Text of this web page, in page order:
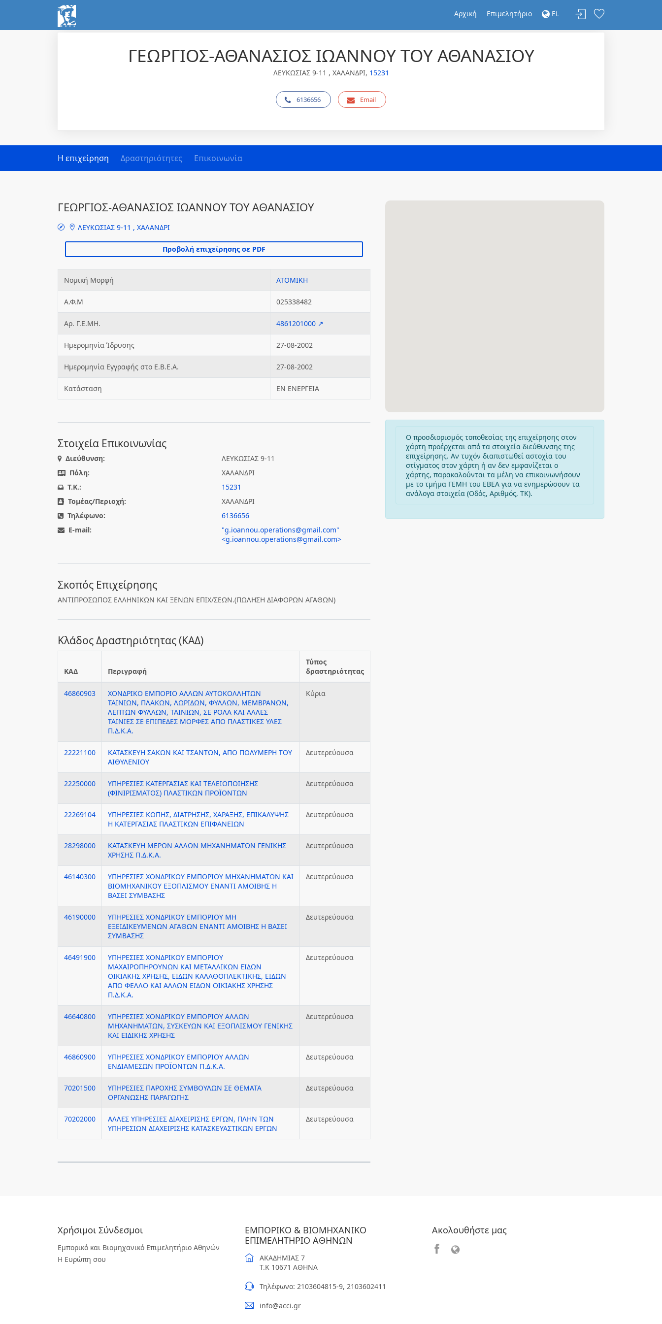
Αρχική Επιμελητήριο EL
ΓΕΩΡΓΙΟΣ-ΑΘΑΝΑΣΙΟΣ ΙΩΑΝΝΟΥ ΤΟΥ ΑΘΑΝΑΣΙΟΥ
ΛΕΥΚΩΣΙΑΣ 9-11 , ΧΑΛΑΝΔΡΙ, 15231
6136656 Email
Η επιχείρηση Δραστηριότητες Επικοινωνία
ΓΕΩΡΓΙΟΣ-ΑΘΑΝΑΣΙΟΣ ΙΩΑΝΝΟΥ ΤΟΥ ΑΘΑΝΑΣΙΟΥ
ΛΕΥΚΩΣΙΑΣ 9-11 , ΧΑΛΑΝΔΡΙ
Νομική Μορφή ΑΤΟΜΙΚΗ
Α.Φ.Μ 025338482
Αρ. Γ.Ε.ΜΗ. 4861201000 ↗
Ημερομηνία Ίδρυσης 27-08-2002
Ημερομηνία Εγγραφής στο Ε.Β.Ε.Α. 27-08-2002
Κατάσταση ΕΝ ΕΝΕΡΓΕΙΑ
Στοιχεία Επικοινωνίας
Διεύθυνση:
ΛΕΥΚΩΣΙΑΣ 9-11
Πόλη:
ΧΑΛΑΝΔΡΙ
T.K.:
15231
Τομέας/Περιοχή:
ΧΑΛΑΝΔΡΙ
Τηλέφωνο:
6136656
E-mail:
"g.ioannou.operations@gmail.com"
<g.ioannou.operations@gmail.com>
Σκοπός Επιχείρησης
ΑΝΤΙΠΡΟΣΩΠΟΣ ΕΛΛΗΝΙΚΩΝ ΚΑΙ ΞΕΝΩΝ ΕΠΙΧ/ΣΕΩΝ.(ΠΩΛΗΣΗ ΔΙΑΦΟΡΩΝ ΑΓΑΘΩΝ)
Κλάδος Δραστηριότητας (ΚΑΔ)
ΚΑΔ Περιγραφή
Τύπος
δραστηριότητας
46860903
ΧΟΝΔΡΙΚΟ ΕΜΠΟΡΙΟ ΑΛΛΩΝ ΑΥΤΟΚΟΛΛΗΤΩΝ
ΤΑΙΝΙΩΝ, ΠΛΑΚΩΝ, ΛΩΡΙΔΩΝ, ΦΥΛΛΩΝ, ΜΕΜΒΡΑΝΩΝ,
ΛΕΠΤΩΝ ΦΥΛΛΩΝ, ΤΑΙΝΙΩΝ, ΣΕ ΡΟΛΑ ΚΑΙ ΑΛΛΕΣ
ΤΑΙΝΙΕΣ ΣΕ ΕΠΙΠΕΔΕΣ ΜΟΡΦΕΣ ΑΠΟ ΠΛΑΣΤΙΚΕΣ ΥΛΕΣ
Π.Δ.Κ.Α.
Κύρια
22221100
ΚΑΤΑΣΚΕΥΗ ΣΑΚΩΝ ΚΑΙ ΤΣΑΝΤΩΝ, ΑΠΟ ΠΟΛΥΜΕΡΗ ΤΟΥ
ΑΙΘΥΛΕΝΙΟΥ
Δευτερεύουσα
22250000
ΥΠΗΡΕΣΙΕΣ ΚΑΤΕΡΓΑΣΙΑΣ ΚΑΙ ΤΕΛΕΙΟΠΟΙΗΣΗΣ
(ΦΙΝΙΡΙΣΜΑΤΟΣ) ΠΛΑΣΤΙΚΩΝ ΠΡΟΪΟΝΤΩΝ
Δευτερεύουσα
22269104
ΥΠΗΡΕΣΙΕΣ ΚΟΠΗΣ, ΔΙΑΤΡΗΣΗΣ, ΧΑΡΑΞΗΣ, ΕΠΙΚΑΛΥΨΗΣ
Η ΚΑΤΕΡΓΑΣΙΑΣ ΠΛΑΣΤΙΚΩΝ ΕΠΙΦΑΝΕΙΩΝ
Δευτερεύουσα
28298000
ΚΑΤΑΣΚΕΥΗ ΜΕΡΩΝ ΑΛΛΩΝ ΜΗΧΑΝΗΜΑΤΩΝ ΓΕΝΙΚΗΣ
ΧΡΗΣΗΣ Π.Δ.Κ.Α.
Δευτερεύουσα
46140300
ΥΠΗΡΕΣΙΕΣ ΧΟΝΔΡΙΚΟΥ ΕΜΠΟΡΙΟΥ ΜΗΧΑΝΗΜΑΤΩΝ ΚΑΙ
ΒΙΟΜΗΧΑΝΙΚΟΥ ΕΞΟΠΛΙΣΜΟΥ ΕΝΑΝΤΙ ΑΜΟΙΒΗΣ Η
ΒΑΣΕΙ ΣΥΜΒΑΣΗΣ
Δευτερεύουσα
46190000
ΥΠΗΡΕΣΙΕΣ ΧΟΝΔΡΙΚΟΥ ΕΜΠΟΡΙΟΥ ΜΗ
ΕΞΕΙΔΙΚΕΥΜΕΝΩΝ ΑΓΑΘΩΝ ΕΝΑΝΤΙ ΑΜΟΙΒΗΣ Η ΒΑΣΕΙ
ΣΥΜΒΑΣΗΣ
Δευτερεύουσα
46491900
ΥΠΗΡΕΣΙΕΣ ΧΟΝΔΡΙΚΟΥ ΕΜΠΟΡΙΟΥ
ΜΑΧΑΙΡΟΠΗΡΟΥΝΩΝ ΚΑΙ ΜΕΤΑΛΛΙΚΩΝ ΕΙΔΩΝ
ΟΙΚΙΑΚΗΣ ΧΡΗΣΗΣ, ΕΙΔΩΝ ΚΑΛΑΘΟΠΛΕΚΤΙΚΗΣ, ΕΙΔΩΝ
ΑΠΟ ΦΕΛΛΟ ΚΑΙ ΑΛΛΩΝ ΕΙΔΩΝ ΟΙΚΙΑΚΗΣ ΧΡΗΣΗΣ
Π.Δ.Κ.Α.
Δευτερεύουσα
46640800
ΥΠΗΡΕΣΙΕΣ ΧΟΝΔΡΙΚΟΥ ΕΜΠΟΡΙΟΥ ΑΛΛΩΝ
ΜΗΧΑΝΗΜΑΤΩΝ, ΣΥΣΚΕΥΩΝ ΚΑΙ ΕΞΟΠΛΙΣΜΟΥ ΓΕΝΙΚΗΣ
ΚΑΙ ΕΙΔΙΚΗΣ ΧΡΗΣΗΣ
Δευτερεύουσα
46860900
ΥΠΗΡΕΣΙΕΣ ΧΟΝΔΡΙΚΟΥ ΕΜΠΟΡΙΟΥ ΑΛΛΩΝ
ΕΝΔΙΑΜΕΣΩΝ ΠΡΟΪΟΝΤΩΝ Π.Δ.Κ.Α.
Δευτερεύουσα
70201500
ΥΠΗΡΕΣΙΕΣ ΠΑΡΟΧΗΣ ΣΥΜΒΟΥΛΩΝ ΣΕ ΘΕΜΑΤΑ
ΟΡΓΑΝΩΣΗΣ ΠΑΡΑΓΩΓΗΣ
Δευτερεύουσα
70202000
ΑΛΛΕΣ ΥΠΗΡΕΣΙΕΣ ΔΙΑΧΕΙΡΙΣΗΣ ΕΡΓΩΝ, ΠΛΗΝ ΤΩΝ
ΥΠΗΡΕΣΙΩΝ ΔΙΑΧΕΙΡΙΣΗΣ ΚΑΤΑΣΚΕΥΑΣΤΙΚΩΝ ΕΡΓΩΝ
Δευτερεύουσα
Ο προσδιορισμός τοποθεσίας της επιχείρησης στον
χάρτη προέρχεται από τα στοιχεία διεύθυνσης της
επιχείρησης. Αν τυχόν διαπιστωθεί αστοχία του
στίγματος στον χάρτη ή αν δεν εμφανίζεται ο
χάρτης, παρακαλούνται τα μέλη να επικοινωνήσουν
με το τμήμα ΓΕΜΗ του ΕΒΕΑ για να ενημερώσουν τα
ανάλογα στοιχεία (Οδός, Αριθμός, ΤΚ).
Χρήσιμοι Σύνδεσμοι
Εμπορικό και Βιομηχανικό Επιμελητήριο Αθηνών
Η Ευρώπη σου
ΕΜΠΟΡΙΚΟ & ΒΙΟΜΗΧΑΝΙΚΟ
ΕΠΙΜΕΛΗΤΗΡΙΟ ΑΘΗΝΩΝ
ΑΚΑΔΗΜΙΑΣ 7
T.K 10671 ΑΘΗΝΑ
Τηλέφωνο: 2103604815-9, 2103602411
info@acci.gr
Ακολουθήστε μας